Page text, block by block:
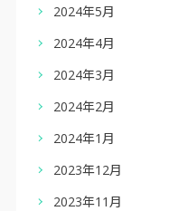
2024年5月
2024年4月
2024年3月
2024年2月
2024年1月
2023年12月
2023年11月